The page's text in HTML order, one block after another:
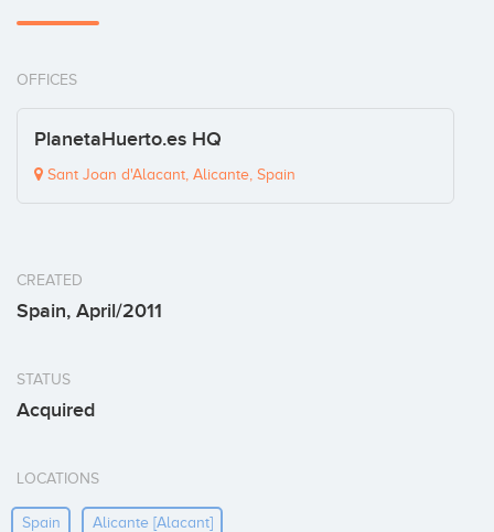
OFFICES
PlanetaHuerto.es HQ
Sant Joan d'Alacant, Alicante, Spain
CREATED
Spain, April/2011
STATUS
Acquired
LOCATIONS
Spain Alicante [alacant]